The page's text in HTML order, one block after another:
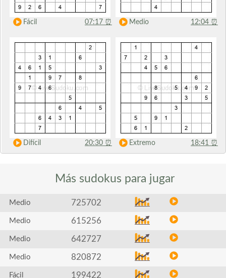
Fácil 07:17 ⏰ Medio 12:04 ⏰
Difícil 20:30 ⏰ Extremo 18:41 ⏰
Más sudokus para jugar
Medio 725702
Medio 615256
Medio 642727
Medio 820872
Fácil 199422